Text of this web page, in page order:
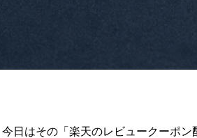
はその「楽天のレビュークーポン